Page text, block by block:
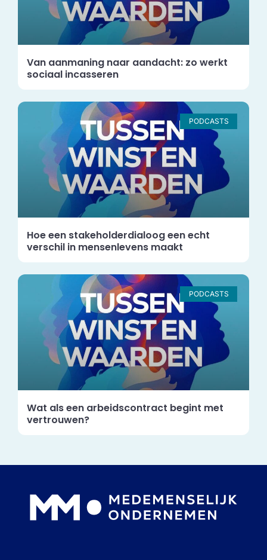
Van aanmaning naar aandacht: zo werkt
sociaal incasseren
PODCASTS
Hoe een stakeholderdialoog een echt
verschil in mensenlevens maakt
PODCASTS
Wat als een arbeidscontract begint met
vertrouwen?